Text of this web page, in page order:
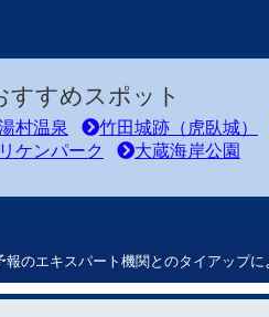
すすめスポット
村温泉 竹田城跡（虎臥城）
ケンパーク 大蔵海岸公園
のエキスパート機関とのタイアップ